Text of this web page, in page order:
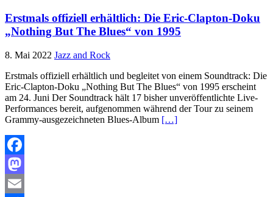
Erstmals offiziell erhältlich: Die Eric-Clapton-Doku
„Nothing But The Blues“ von 1995
8. Mai 2022 Jazz and Rock
Erstmals offiziell erhältlich und begleitet von einem Soundtrack: Die
Eric-Clapton-Doku „Nothing But The Blues“ von 1995 erscheint
am 24. Juni Der Soundtrack hält 17 bisher unveröffentlichte Live-
Performances bereit, aufgenommen während der Tour zu seinem
Grammy-ausgezeichneten Blues-Album […]
Facebook
Mastodon